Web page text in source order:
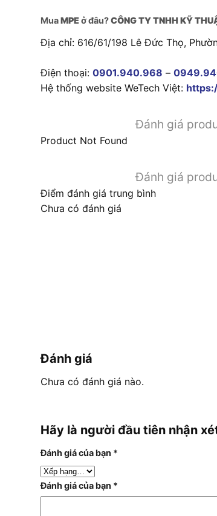
MuaMPEở đâu?CÔNG TY TNHH KỸ
Địa chỉ: 616/61/198 Lê Đức Thọ,
Điện thoại: 0901.940.968 –
Hệ thống website WeTech Việt:
Đánh giá
Product Not Found
Đánh giá
Điểm đánh giá trung bình
Chưa có đánh giá
Đánh giá
Chưa có đánh giá nào.
Hãy là người đầu tiên nhận
Đánh giá của bạn *
Đánh giá của bạn *